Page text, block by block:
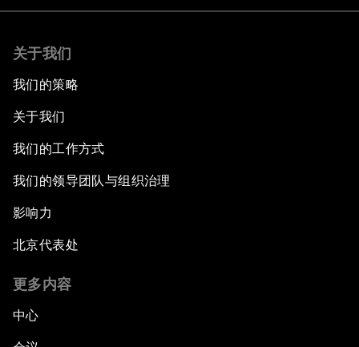
关于我们
我们的策略
关于我们
我们的工作方式
我们的领导团队与组织治理
影响力
北京代表处
更多内容
中心